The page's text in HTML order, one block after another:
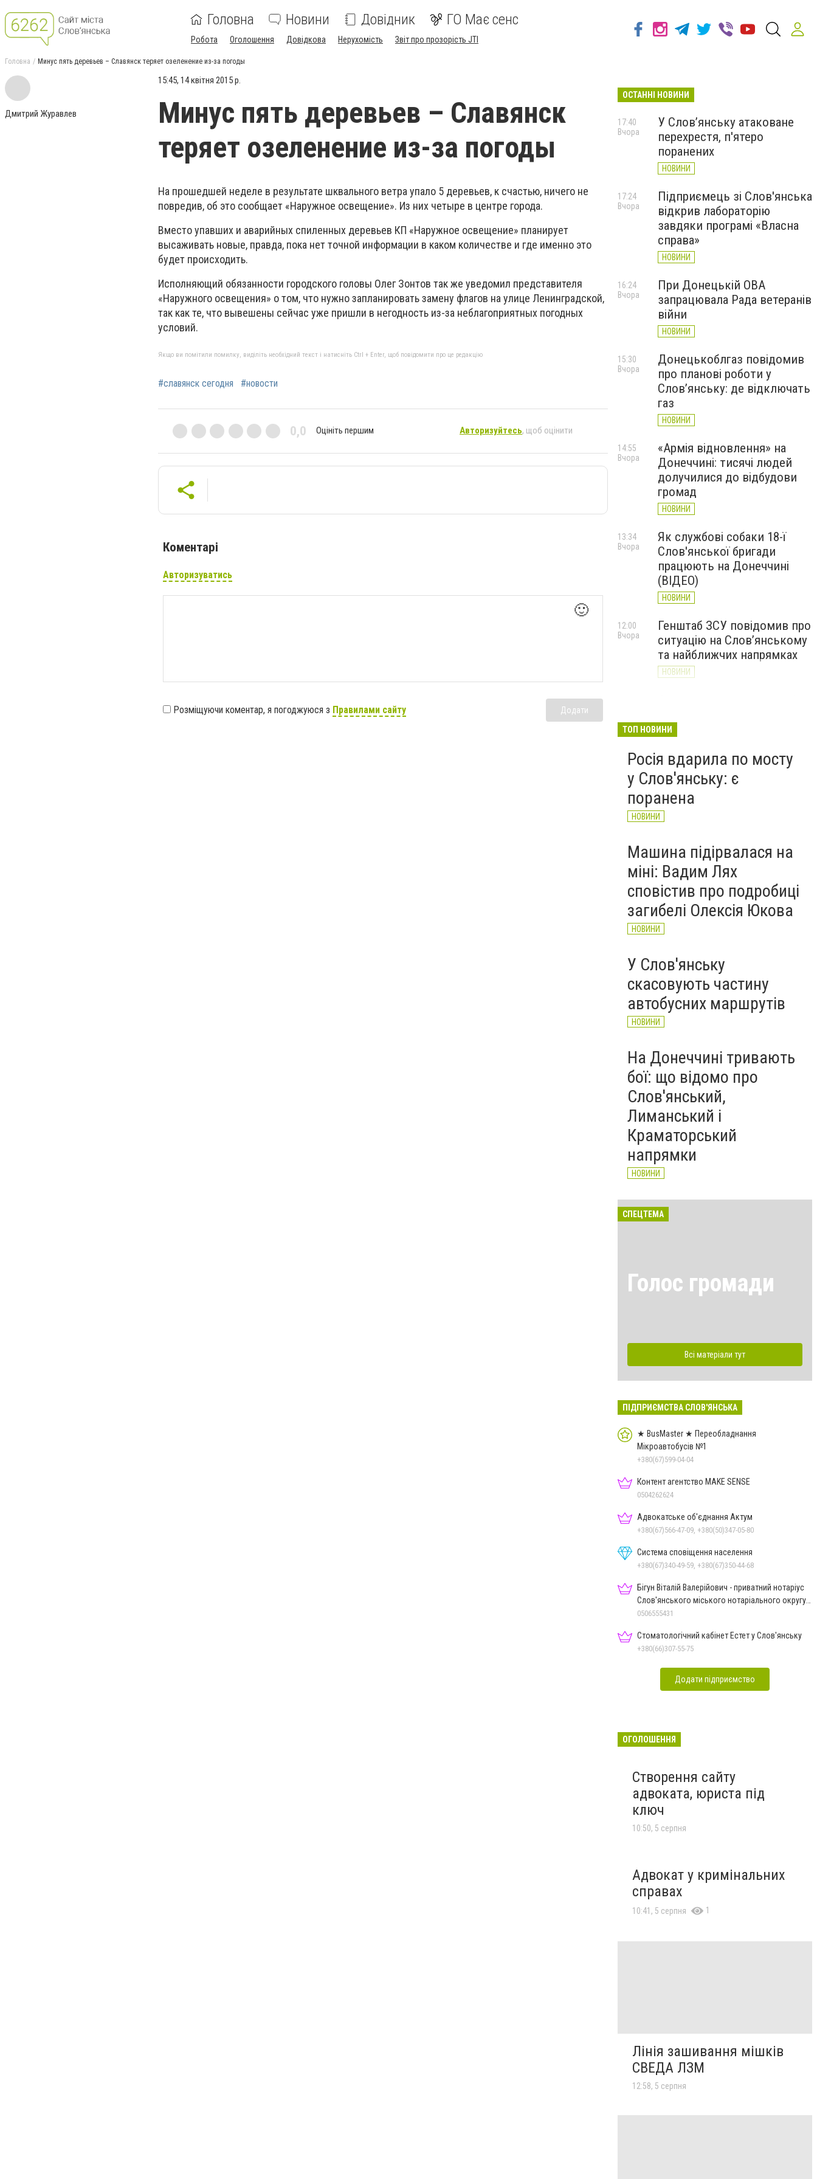
Головна Новини Довідник ГО Має сенс
Робота Оголошення Довідкова Нерухомість Звіт про прозорість JTI
Головна Минус пять деревьев – Славянск теряет озеленение из-за погоды
Дмитрий Журавлев
15:45, 14 квітня 2015 р.
Минус пять деревьев – Славянск
теряет озеленение из-за погоды
На прошедшей неделе в результате шквального ветра упало 5 деревьев, к счастью, ничего не
повредив, об это сообщает «Наружное освещение». Из них четыре в центре города.
Вместо упавших и аварийных спиленных деревьев КП «Наружное освещение» планирует
высаживать новые, правда, пока нет точной информации в каком количестве и где именно это
будет происходить.
Исполняющий обязанности городского головы Олег Зонтов так же уведомил представителя
«Наружного освещения» о том, что нужно запланировать замену флагов на улице Ленинградской,
так как те, что вывешены сейчас уже пришли в негодность из-за неблагоприятных погодных
условий.
Якщо ви помітили помилку, виділіть необхідний текст і натисніть Ctrl + Enter, щоб повідомити про це редакцію
#славянск сегодня #новости
0,0 Оцініть першим Авторизуйтесь, щоб оцінити
Коментарі
Авторизуватись
🙂
Розміщуючи коментар, я погоджуюся з Правилами сайту Додати
ОСТАННІ НОВИНИ
У Слов’янську атаковане
перехрестя, п'ятеро
поранених
НОВИНИ
17:40
Вчора
Підприємець зі Слов'янська
відкрив лабораторію
завдяки програмі «Власна
справа»
НОВИНИ
17:24
Вчора
При Донецькій ОВА
запрацювала Рада ветеранів
війни
НОВИНИ
16:24
Вчора
Донецькоблгаз повідомив
про планові роботи у
Слов’янську: де відключать
газ
НОВИНИ
15:30
Вчора
«Армія відновлення» на
Донеччині: тисячі людей
долучилися до відбудови
громад
НОВИНИ
14:55
Вчора
Як службові собаки 18-ї
Слов'янської бригади
працюють на Донеччині
(ВІДЕО)
НОВИНИ
13:34
Вчора
Генштаб ЗСУ повідомив про
ситуацію на Слов’янському
та найближчих напрямках
НОВИНИ
12:00
Вчора
великої війни: 7 серпня
ТОП НОВИНИ
Росія вдарила по мосту
у Слов'янську: є
поранена
НОВИНИ
Машина підірвалася на
міні: Вадим Лях
сповістив про подробиці
загибелі Олексія Юкова
НОВИНИ
У Слов'янську
скасовують частину
автобусних маршрутів
НОВИНИ
На Донеччині тривають
бої: що відомо про
Слов'янський,
Лиманський і
Краматорський
напрямки
НОВИНИ
СПЕЦТЕМА
Голос громади
Всі матеріали тут
ПІДПРИЄМСТВА СЛОВ'ЯНСЬКА
★ BusMaster ★ Переобладнання
Мікроавтобусів №1
+380(67)599-04-04
Контент агентство MAKE SENSE
0504262624
Адвокатське об'єднання Актум
+380(67)566-47-09, +380(50)347-05-80
Система сповіщення населення
+380(67)340-49-59, +380(67)350-44-68
Бігун Віталій Валерійович - приватний нотаріус
Слов'янського міського нотаріального округу
Дон.обл.
0506555431
Стоматологічний кабінет Естет у Слов'янську
+380(66)307-55-75
Додати підприємство
ОГОЛОШЕННЯ
Створення сайту
адвоката, юриста під
ключ
10:50, 5 серпня
Адвокат у кримінальних
справах
10:41, 5 серпня 1
Лінія зашивання мішків
СВЕДА ЛЗМ
12:58, 5 серпня